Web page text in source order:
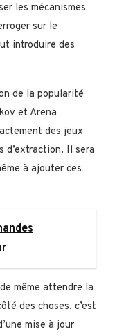
les mécanismes
sur le
introduire des
de la popularité
et Arena
des jeux
d’extraction. Il sera
à ajouter ces
même attendre la
des choses, c’est
mise à jour